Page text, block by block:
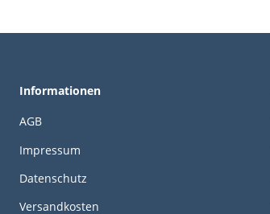
Informationen
AGB
Impressum
Datenschutz
Versandkosten